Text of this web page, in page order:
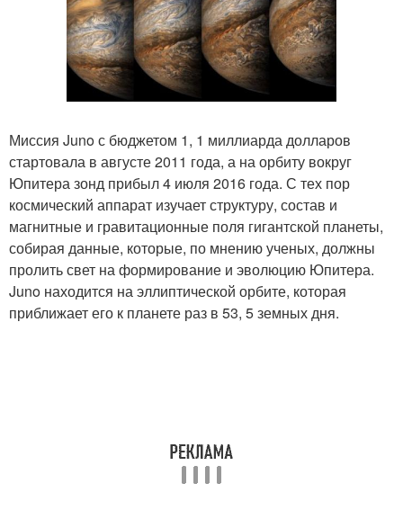
Миссия Juno с бюджетом 1, 1 миллиарда долларов
стартовала в августе 2011 года, а на орбиту вокруг
Юпитера зонд прибыл 4 июля 2016 года. С тех пор
космический аппарат изучает структуру, состав и
магнитные и гравитационные поля гигантской планеты,
собирая данные, которые, по мнению ученых, должны
пролить свет на формирование и эволюцию Юпитера.
Juno находится на эллиптической орбите, которая
приближает его к планете раз в 53, 5 земных дня.